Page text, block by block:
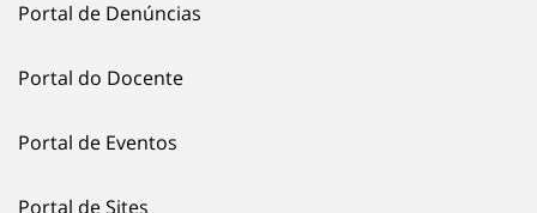
Portal de Denúncias
Portal do Docente
Portal de Eventos
Portal de Sites